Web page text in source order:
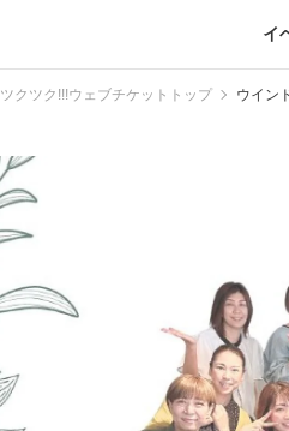
イ
ツクツク!!!ウェブチケットトップ ウイン